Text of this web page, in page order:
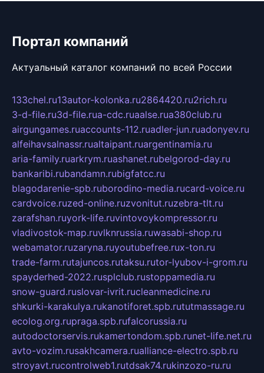
Портал компаний
Актуальный каталог компаний по всей России
133chel.ru13autor-kolonka.ru2864420.ru2rich.ru
3-d-file.ru3d-file.rua-cdc.ruaalse.rua380club.ru
airgungames.ruaccounts-112.ruadler-jun.ruadonyev.ru
alfeihavsalnassr.rualtaipant.ruargentinamia.ru
aria-family.ruarkrym.ruashanet.rubelgorod-day.ru
bankaribi.rubandamn.rubigfatcc.ru
blagodarenie-spb.ruborodino-media.rucard-voice.ru
cardvoice.ruzed-online.ruzvonitut.ruzebra-tlt.ru
zarafshan.ruyork-life.ruvintovoykompressor.ru
vladivostok-map.ruvlknrussia.ruwasabi-shop.ru
webamator.ruzaryna.ruyoutubefree.rux-ton.ru
trade-farm.rutajuncos.rutaksu.rutor-lyubov-i-grom.ru
spayderhed-2022.rusplclub.rustoppamedia.ru
snow-guard.ruslovar-ivrit.rucleanmedicine.ru
shkurki-karakulya.rukanotiforet.spb.rututmassage.ru
ecolog.org.rupraga.spb.rufalcorussia.ru
autodoctorservis.rukamertondom.spb.runet-life.net.ru
avto-vozim.rusakhcamera.rualliance-electro.spb.ru
stroyavt.rucontrolweb1.rutdsak74.rukinzozo-ru.ru